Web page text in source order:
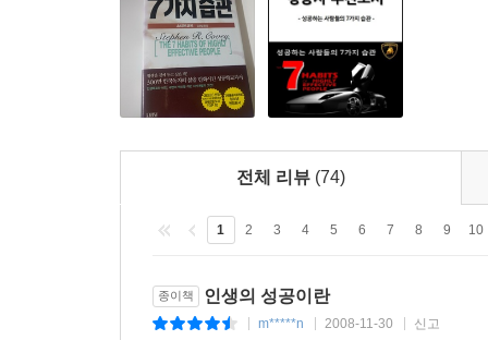
추진세력과 저지세력
모든 자연은 시너지적이다
습관 6의 적용을 위한 제언
4부
습관 7 끊임없이 쇄신하라
쇄신의 네 가지 차원
신체적 차원
정신적/지적 차원
사회적/감정적 차원
전체 리뷰 (74)
1 2 3 4 5 6 7 8 9 10
종이책 인생의 성공이란
m*****n 2008-11-30 신고